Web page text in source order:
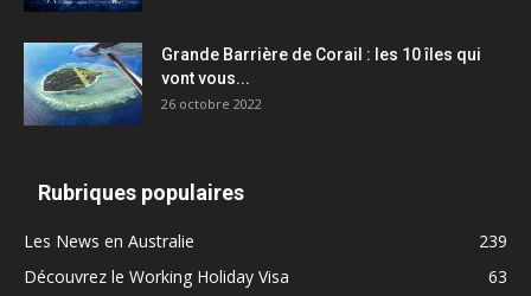
Grande Barrière de Corail : les 10 îles qui
vont vous...
26 octobre 2022
Rubriques populaires
Les News en Australie
239
Découvrez le Working Holiday Visa
63